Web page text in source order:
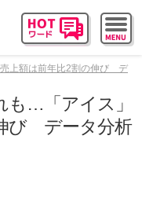
上額は前年比2割の伸び デ
も…「アイス」
び データ分析